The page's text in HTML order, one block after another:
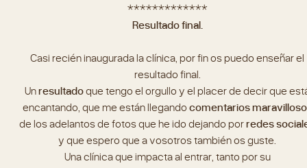
*************
Resultado final.
Casi recién inaugurada la clínica, por fin os puedo enseñar el
resultado final.
Unresultadoque tengo el orgullo y el placer de decir que
encantando, que me están llegandocomentarios
de los adelantos de fotos que he ido dejando porredes
y que espero que a vosotros también os guste.
Una clínica que impacta al entrar, tanto por su